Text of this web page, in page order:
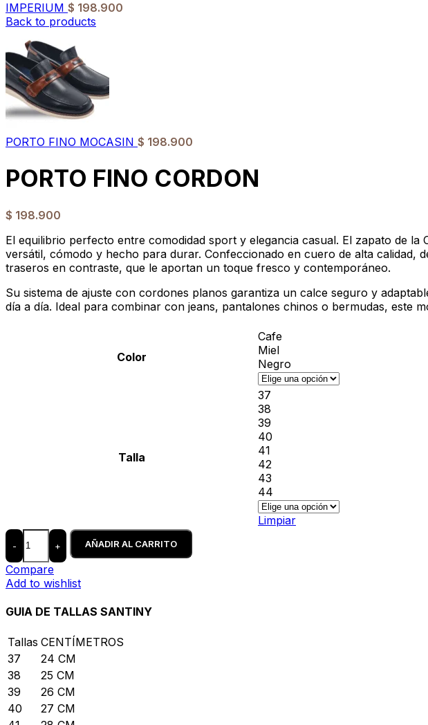
IMPERIUM $ 198.900
Back to products
PORTO FINO MOCASIN $ 198.900
PORTO FINO CORDON
$ 198.900
El equilibrio perfecto entre comodidad sport y elegancia casual. El zapato de
versátil, cómodo y hecho para durar. Confeccionado en cuero de alta calidad,
traseros en contraste, que le aportan un toque fresco y contemporáneo.
Su sistema de ajuste con cordones planos garantiza un calce seguro y
día a día. Ideal para combinar con jeans, pantalones chinos o bermudas, este
Color
Cafe
Miel
Negro
Talla
37
38
39
40
41
42
43
44
Limpiar
- + AÑADIR AL CARRITO
Compare
Add to wishlist
GUIA DE TALLAS SANTINY
Tallas CENTÍMETROS
37
24 CM
38
25 CM
39
26 CM
40
27 CM